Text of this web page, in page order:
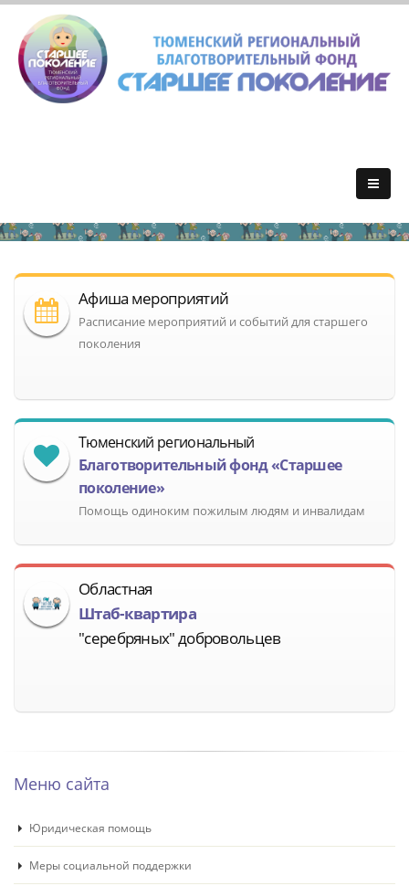
Афиша мероприятий
Расписание мероприятий и событий для старшего
поколения
Тюменский региональный
Благотворительный фонд «Старшее
поколение»
Помощь одиноким пожилым людям и инвалидам
Областная
Штаб-квартира
"серебряных" добровольцев
Меню сайта
Юридическая помощь
Меры социальной поддержки